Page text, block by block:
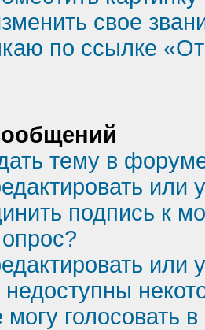
свое
по ссылке
тему в
или
подпись к
или
голосовать